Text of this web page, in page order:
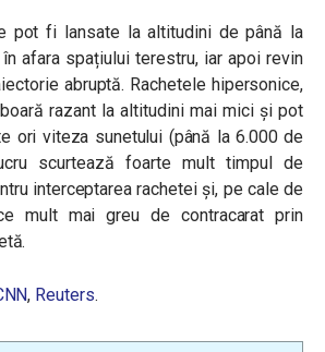
pot fi lansate la altitudini de până la
afara spațiului terestru, iar apoi revin
abruptă. Rachetele hipersonice,
razant la altitudini mai mici și pot
ori viteza sunetului (până la 6.000 de
scurtează foarte mult timpul de
interceptarea rachetei și, pe cale de
mult mai greu de contracarat prin
, Reuters.